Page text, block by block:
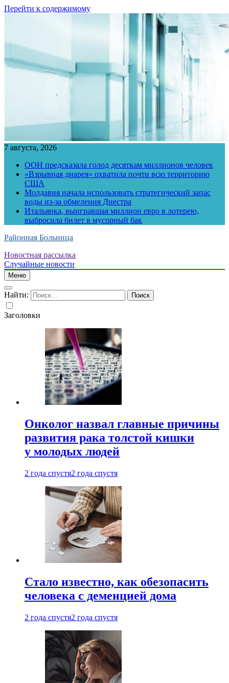
Перейти к содержимому
7 августа, 2026
ООН предсказала голод десяткам миллионов человек
«Взрывная диарея» охватила почти всю территорию
США
Молдавия начала использовать стратегический запас
воды из-за обмеления Днестра
Итальянка, выигравшая миллион евро в лотерею,
выбросила билет в мусорный бак
Районная Больница
Новостная рассылка
Случайные новости
Меню
Найти:
Заголовки
Онколог назвал главные причины
развития рака толстой кишки
у молодых людей
2 года спустя2 года спустя
Стало известно, как обезопасить
человека с деменцией дома
2 года спустя2 года спустя